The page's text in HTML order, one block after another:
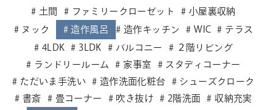
土間
ファミリークローゼット
小屋裏収納
ヌック
造作風呂 造作キッチン WIC
テラス
4LDK
3LDK バルコニー
２階リビング
ランドリールーム
家事室
スタディコーナー
ただいま手洗い
造作洗面化粧台
シューズクローク
書斎
畳コーナー 吹き抜け 2階洗面
収納充実